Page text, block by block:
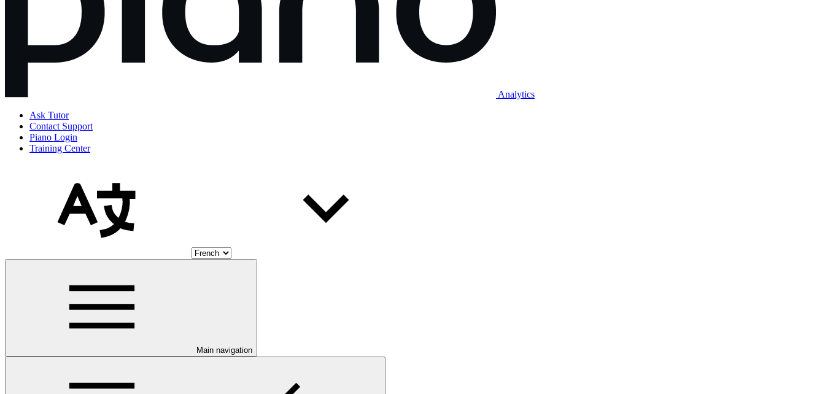
Analytics
Ask Tutor
Contact Support
Piano Login
Training Center
Main navigation